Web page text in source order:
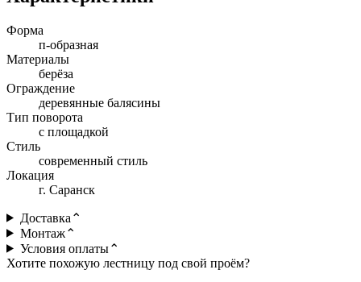
Форма
п-образная
Материалы
берёза
Ограждение
деревянные балясины
Тип поворота
с площадкой
Стиль
современный стиль
Локация
г. Саранск
Доставка ⌃
Монтаж⌃
Условия оплаты⌃
Хотите похожую лестницу под свой проём?